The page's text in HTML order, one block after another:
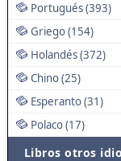
Portugués (393)
Griego (154)
Holandés (372)
Chino (25)
Esperanto (31)
Polaco (17)
Libros otros